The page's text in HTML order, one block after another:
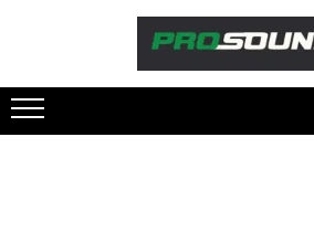
Sonorizare / PA